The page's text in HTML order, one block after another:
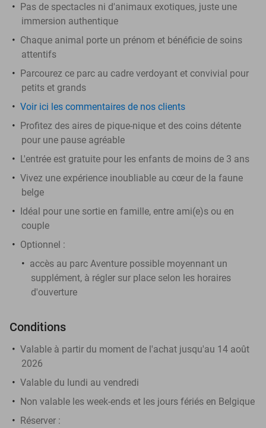
Pas de spectacles ni d'animaux exotiques, juste une
immersion authentique
Chaque animal porte un prénom et bénéficie de soins
attentifs
Parcourez ce parc au cadre verdoyant et convivial pour
petits et grands
Voir ici les commentaires de nos clients
Profitez des aires de pique-nique et des coins détente
pour une pause agréable
L'entrée est gratuite pour les enfants de moins de 3 ans
Vivez une expérience inoubliable au cœur de la faune
belge
Idéal pour une sortie en famille, entre ami(e)s ou en
couple
Optionnel :
accès au parc Aventure possible moyennant un
supplément, à régler sur place selon les horaires
d'ouverture
Conditions
Valable à partir du moment de l'achat jusqu'au 14 août
2026
Valable du lundi au vendredi
Non valable les week-ends et les jours fériés en Belgique
Réserver :